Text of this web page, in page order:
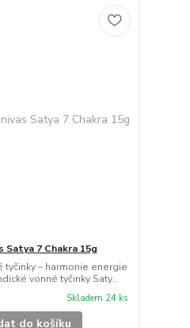
Satya 7 Chakra 15g
tyčinky – harmonie energie
vonné tyčinky Saty...
Skladem 24 ks
do košíku